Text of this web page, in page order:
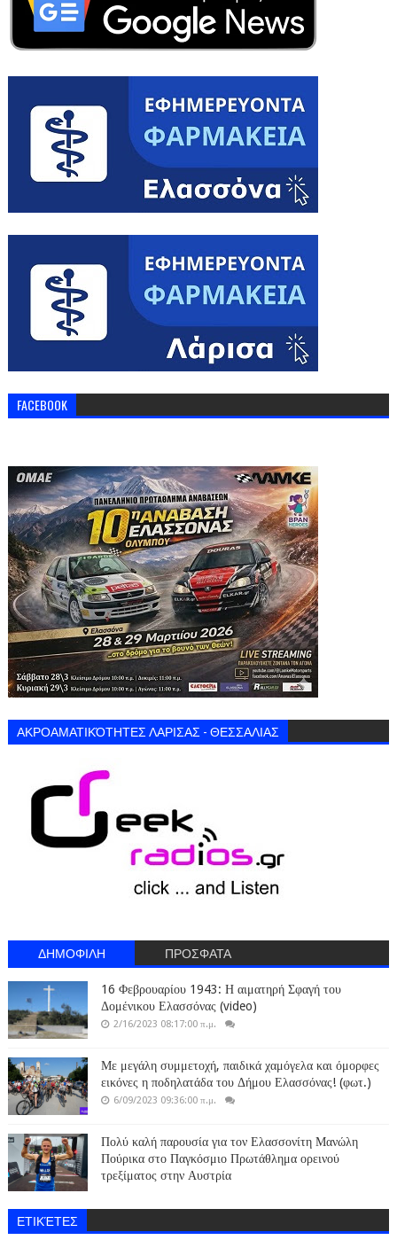
FACEBOOK
ΑΚΡΟΑΜΑΤΙΚΌΤΗΤΕΣ ΛΑΡΙΣΑΣ - ΘΕΣΣΑΛΙΑΣ
ΔΗΜΟΦΙΛΗ ΠΡΟΣΦΑΤΑ
16 Φεβρουαρίου 1943: Η αιματηρή Σφαγή του
Δομένικου Ελασσόνας (video)
2/16/2023 08:17:00 π.μ.
Με μεγάλη συμμετοχή, παιδικά χαμόγελα και όμορφες
εικόνες η ποδηλατάδα του Δήμου Ελασσόνας! (φωτ.)
6/09/2023 09:36:00 π.μ.
Πολύ καλή παρουσία για τον Ελασσονίτη Μανώλη
Πούρικα στο Παγκόσμιο Πρωτάθλημα ορεινού
τρεξίματος στην Αυστρία
ΕΤΙΚΈΤΕΣ